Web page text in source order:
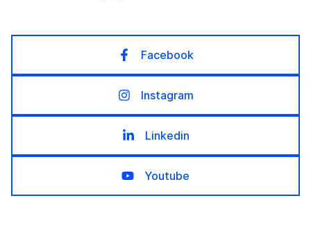
Facebook
Instagram
Linkedin
Youtube